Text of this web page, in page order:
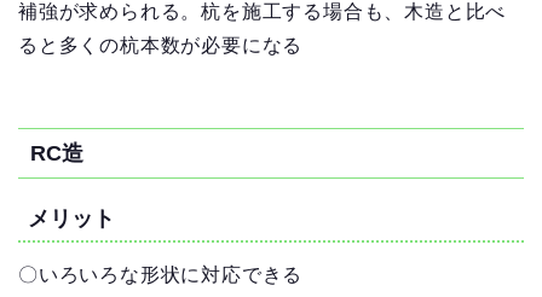
補強が求められる。杭を施工する場合も、木造と比べ
ると多くの杭本数が必要になる
RC造
メリット
〇いろいろな形状に対応できる